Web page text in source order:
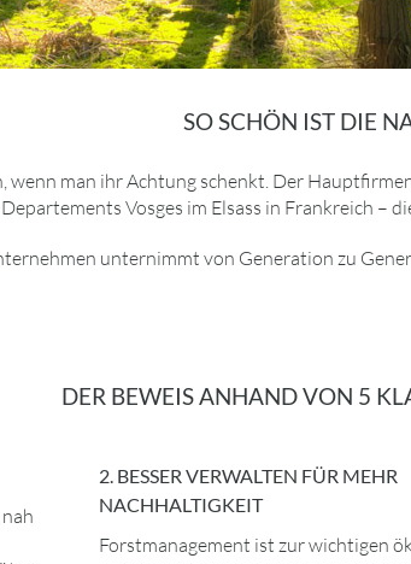
SO SCHÖN IST DIE
wenn man ihr Achtung schenkt. Der
Vosges im Elsass in Frankreich –
unternimmt von Generation zu
DER BEWEIS ANHAND VON 5
2. BESSER VERWALTEN FÜR MEHR
NACHHALTIGKEIT
Forstmanagement ist zur wichtigen